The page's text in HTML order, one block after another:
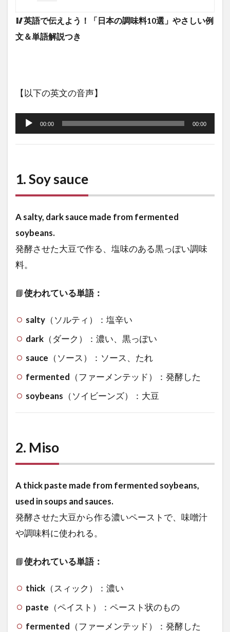
🥢英語で伝えよう！「日本の調味料10選」やさしい例
文＆単語解説つき
【以下の英文の音声】
ー
00:00 00:00
1.Soy sauce
A salty, dark sauce made from fermented
soybeans.
発酵させた大豆で作る、塩味のある黒っぽい調味
料。
📘使われている単語：
salty （ソルティ）：塩辛い
dark （ダーク）：濃い、黒っぽい
sauce （ソース）：ソース、たれ
fermented （ファーメンテッド）：発酵した
soybeans （ソイビーンズ）：大豆
2. Miso
A thick paste made from fermented soybeans,
used in soups and sauces.
発酵させた大豆から作る濃いペーストで、味噌汁
や調味料に使われる。
📘使われている単語：
thick （スィック）：濃い
paste （ペイスト）：ペースト状のもの
fermented （ファーメンテッド）：発酵した